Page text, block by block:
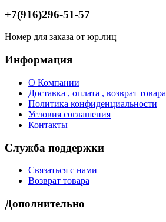
+7(916)296-51-57
Номер для заказа от юр.лиц
Информация
О Компании
Доставка , оплата , возврат товара
Политика конфиденциальности
Условия соглашения
Контакты
Служба поддержки
Связаться с нами
Возврат товара
Дополнительно